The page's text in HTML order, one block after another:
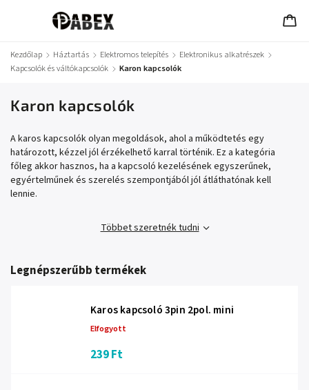
Kezdőlap / Háztartás / Elektromos telepítés / Elektronikus alkatrészek /
Kapcsolók és váltókapcsolók / Karon kapcsolók
Karon kapcsolók
A karos kapcsolók olyan megoldások, ahol a működtetés egy
határozott, kézzel jól érzékelhető karral történik. Ez a kategória
főleg akkor hasznos, ha a kapcsoló kezelésének egyszerűnek,
egyértelműnek és szerelés szempontjából jól átláthatónak kell
lennie.
Többet szeretnék tudni
Legnépszerűbb termékek
Karos kapcsoló 3pin 2pol. mini
Elfogyott
239 Ft